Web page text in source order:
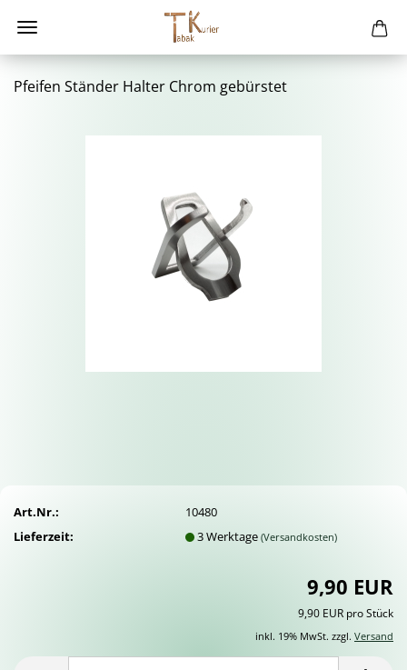
Pfei­fen Stän­der Hal­ter Chrom ge­bürs­tet
Art.Nr.:
10480
Lieferzeit:
3 Werktage(Versandkosten)
9,90 EUR
9,90 EUR pro Stück
inkl. 19% MwSt. zzgl. Versand